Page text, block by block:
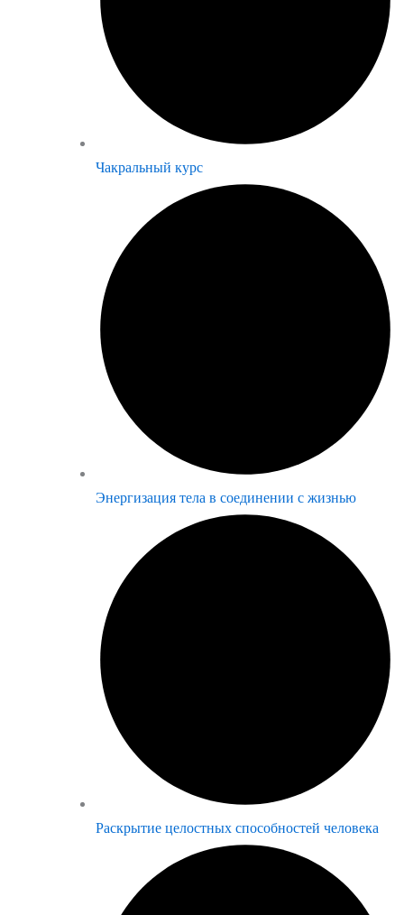
Чакральный курс
Энергизация тела в соединении с жизнью
Раскрытие целостных способностей человека